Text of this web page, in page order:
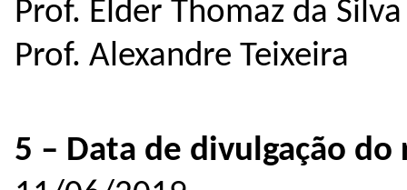
Prof. Elder Thomaz da Silva
Prof. Alexandre Teixeira
5 – Data de divulgação